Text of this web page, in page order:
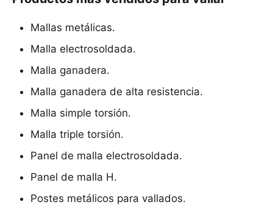
Mallas metálicas.
Malla electrosoldada.
Malla ganadera.
Malla ganadera de alta resistencia.
Malla simple torsión.
Malla triple torsión.
Panel de malla electrosoldada.
Panel de malla H.
Postes metálicos para vallados.